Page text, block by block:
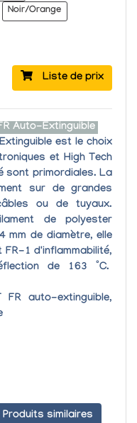
Noir/Orange
Liste de prix
Auto-Extinguible
est le choix
et High Tech
sont primordiales. La
sur de grandes
ou de tuyaux.
de polyester
mm de diamètre, elle
1 d'inflammabilité,
de 163 °C.
FR auto-extinguible,
Produits similaires